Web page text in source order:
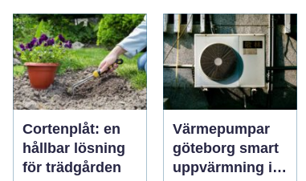
Cortenplåt: en
hållbar lösning
för trädgården
Värmepumpar
göteborg smart
uppvärmning i